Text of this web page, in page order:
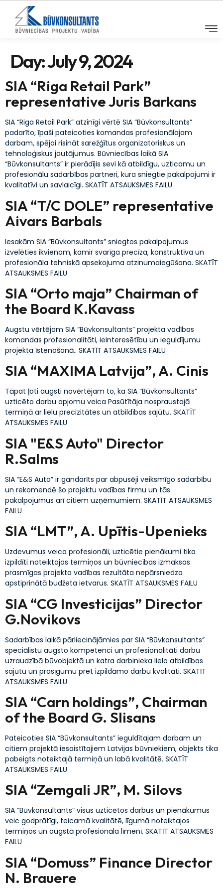
Day:July 9, 2024
SIA “Riga Retail Park”
representative Juris Barkans
SIA “Riga Retail Park” atzinīgi vērtē SIA “Būvkonsultants”
padarīto, īpaši pateicoties komandas profesionālajam
darbam, spējai risināt sarežģītus organizatoriskus un
tehnoloģiskus jautājumus. Būvniecības laikā SIA
“Būvkonsultants” ir pierādījis sevi kā atbildīgu, uzticamu un
profesionālu sadarbības partneri, kura sniegtie pakalpojumi ir
kvalitatīvi un savlaicīgi. SKATĪT ATSAUKSMES FAILU
SIA “T/C DOLE” representative
Aivars Barbals
Iesakām SIA “Būvkonsultants” sniegtos pakalpojumus
izvelēties ikvienam, kamir svarīga precīza, konstruktīva un
profesionāla tehniskā apsekojuma atzinumaiegūšana. SKATĪT
ATSAUKSMES FAILU
SIA “Orto maja” Chairman of
the Board K.Kavass
Augstu vērtējam SIA “Būvkonsultants” projekta vadības
komandas profesionalitāti, ieinteresētību un ieguldījumu
projekta īstenošanā.. SKATĪT ATSAUKSMES FAILU
SIA “MAXIMA Latvija”, A. Cinis
Tāpat ļoti augsti novērtējam to, ka SIA “Būvkonsultants”
uzticēto darbu apjomu veica Pasūtītāja nospraustajā
termiņā ar lielu precizitātes un atbildības sajūtu. SKATĪT
ATSAUKSMES FAILU
SIA "E&S Auto" Director
R.Salms
SIA “E&S Auto” ir gandarīts par abpusēji veiksmīgo sadarbību
un rekomendē šo projektu vadības firmu un tās
pakalpojumus arī citiem uzņēmumiem. SKATĪT ATSAUKSMES
FAILU
SIA “LMT”, A. Upītis-Upenieks
Uzdevumus veica profesionāli, uzticētie pienākumi tika
izpildīti noteiktajos termiņos un būvniecības izmaksas
prasmīgas projekta vadības rezultāta nepārsniedza
apstiprinātā budžeta ietvarus. SKATĪT ATSAUKSMES FAILU
SIA “CG Investicijas” Director
G.Novikovs
Sadarbības laikā pārliecinājāmies par SIA “Būvkonsultants”
speciālistu augsto kompetenci un profesionalitāti darbu
uzraudzībā būvobjektā un katra darbinieka lielo atbildības
sajūtu un prasīgumu pret izpildāmo darbu kvalitāti. SKATĪT
ATSAUKSMES FAILU
SIA “Carn holdings”, Chairman
of the Board G. Slisans
Pateicoties SIA “Būvkonsultants” ieguldītajam darbam un
citiem projektā iesaistītajiem Latvijas būvniekiem, objekts tika
pabeigts noteiktajā termiņā un labā kvalitātē. SKATĪT
ATSAUKSMES FAILU
SIA “Zemgali JR”, M. Silovs
SIA “Būvkonsultants” visus uzticētos darbus un pienākumus
veic godprātīgi, teicamā kvalitātē, līgumā noteiktajos
termiņos un augstā profesionāla līmenī. SKATĪT ATSAUKSMES
FAILU
SIA “Domuss” Finance Director
N. Brauere